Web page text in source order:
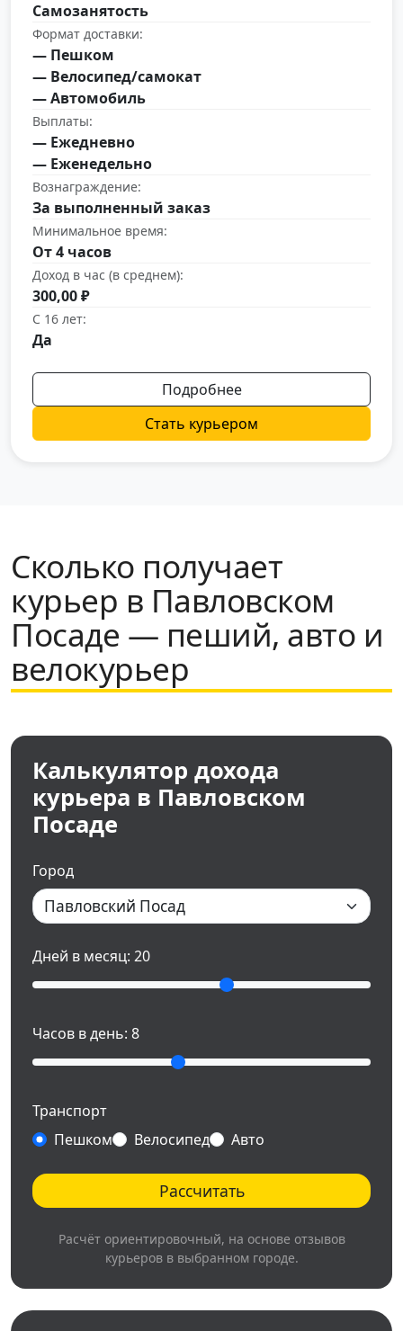
Самозанятость
Формат доставки:
— Пешком
— Велосипед/самокат
— Автомобиль
Выплаты:
— Ежедневно
— Еженедельно
Вознаграждение:
За выполненный заказ
Минимальное время:
От 4 часов
Доход в час (в среднем):
300,00 ₽
С 16 лет:
Да
Подробнее
Стать курьером
Сколько получает
курьер в Павловском
Посаде — пеший, авто и
велокурьер
Калькулятор дохода
курьера в Павловском
Посаде
Город
Дней в месяц: 20
Часов в день: 8
Транспорт
Пешком
Велосипед Авто
Рассчитать
Расчёт ориентировочный, на основе отзывов
курьеров в выбранном городе.